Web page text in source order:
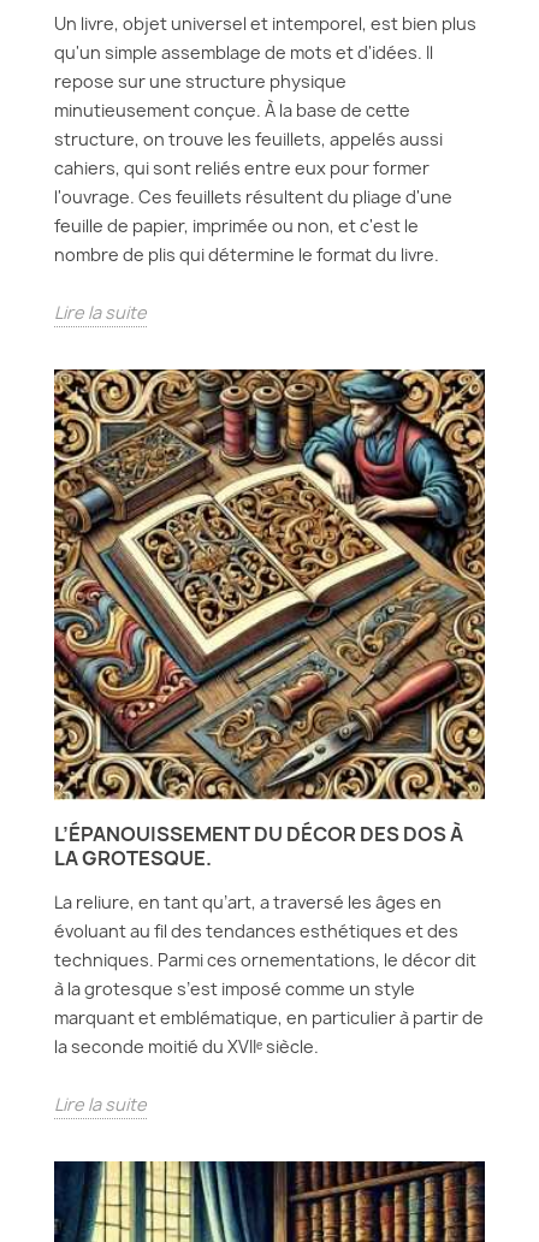
Un livre, objet universel et intemporel, est bien plus
qu'un simple assemblage de mots et d'idées. Il
repose sur une structure physique
minutieusement conçue. À la base de cette
structure, on trouve les feuillets, appelés aussi
cahiers, qui sont reliés entre eux pour former
l'ouvrage. Ces feuillets résultent du pliage d'une
feuille de papier, imprimée ou non, et c'est le
nombre de plis qui détermine le format du livre.
Lire la suite
L’ÉPANOUISSEMENT DU DÉCOR DES DOS À
LA GROTESQUE.
La reliure, en tant qu’art, a traversé les âges en
évoluant au fil des tendances esthétiques et des
techniques. Parmi ces ornementations, le décor dit
à la grotesque s’est imposé comme un style
marquant et emblématique, en particulier à partir de
la seconde moitié du XVIIᵉ siècle.
Lire la suite